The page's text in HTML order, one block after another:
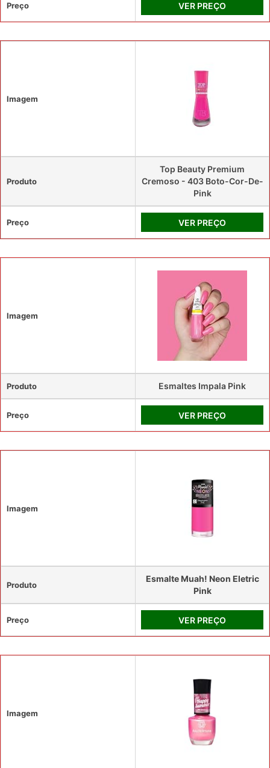
Preço VER PREÇO
Imagem
Produto
Top Beauty Premium
Cremoso - 403 Boto-Cor-De-
Pink
Preço VER PREÇO
Imagem
Produto Esmaltes Impala Pink
Preço VER PREÇO
Imagem
Produto
Esmalte Muah! Neon Eletric
Pink
Preço VER PREÇO
Imagem